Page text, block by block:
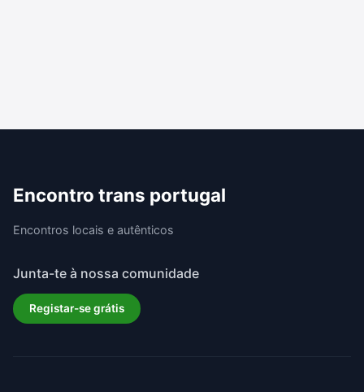
Encontro trans portugal
Encontros locais e autênticos
Junta-te à nossa comunidade
Registar-se grátis